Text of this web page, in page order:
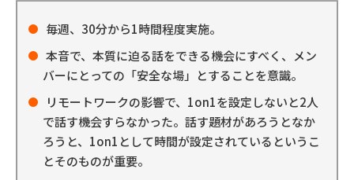
毎週、30分から1時間程度実施。
本音で、本質に迫る話をできる機会にすべく、メン
バーにとっての「安全な場」とすることを意識。
リモートワークの影響で、1on1を設定しないと2人
で話す機会すらなかった。話す題材があろうとなか
ろうと、1on1として時間が設定されているというこ
とそのものが重要。